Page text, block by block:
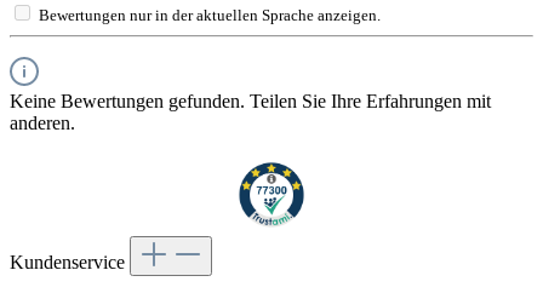
Bewertungen nur in der aktuellen Sprache anzeigen.
Keine Bewertungen gefunden. Teilen Sie Ihre Erfahrungen mit
anderen.
Kundenservice